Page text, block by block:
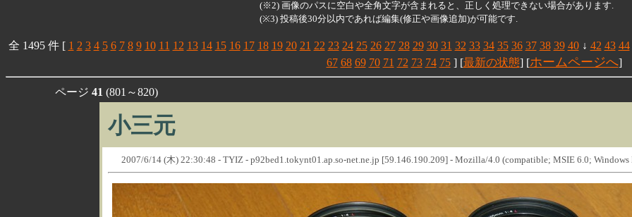
(※2) 画像のパスに空白や全角文字が含まれると、正しく処理できない場合があります.
(※3) 投稿後30分以内であれば編集(修正や画像追加)が可能です.
全 1495 件 [ 1 2 3 4 5 6 7 8 9 10 11 12 13 14 15 16 17 18 19 20 21 22 23 24 25 26 27 28 29 30 31 32 33 34 35 36 37 38 39 40 ↓ 42 43 44
67 68 69 70 71 72 73 74 75] [最新の状態] [ホームページへ]
ページ 41 (801～820)
小三元
2007/6/14 (木) 22:30:48 - TYIZ - p92bed1.tokynt01.ap.so-net.ne.jp [59.146.190.209] - Mozilla/4.0 (compatible; MSIE 6.0; Windows